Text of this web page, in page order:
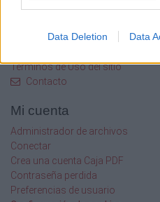
Data Deletion Data
Cargar un archivo
Preguntas frecuentes
Términos de Uso del sitio
Contacto
Mi cuenta
Administrador de archivos
Conectar
Crea una cuenta Caja PDF
Contraseña perdida
Preferencias de usuario